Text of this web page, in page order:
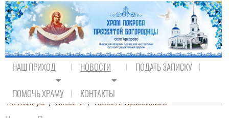
НАШ ПРИХОД НОВОСТИ ПОДАТЬ ЗАПИСКУ
ПОМОЧЬ ХРАМУ КОНТАКТЫ
На главную / Новости / Новости Православия